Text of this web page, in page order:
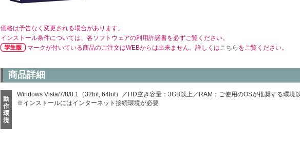
価格は予告なく変更される場合があります。
インストール条件については、各ソフトウェアの利用許諾書を必ずご覧ください。
マークが付いている商品のご注文はWEBからは出来ません。詳しくはこちら をご覧ください。
商品詳細
動
作
環
境
Windows Vista/7/8/8.1（32bit, 64bit）／HD空き容量：3GB以上／RAM：ご使用のOSが推奨する環境
※インストールにはインターネット接続環境が必要